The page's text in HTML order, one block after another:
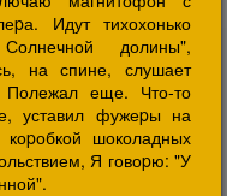
Идут тихохонько
долины",
на спине, слушает
еще. Что-то
уставил фужеpы на
шоколадных
Я говоpю: "У